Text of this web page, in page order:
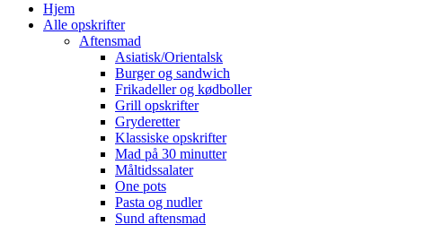
Hjem
Alle opskrifter
Aftensmad
Asiatisk/Orientalsk
Burger og sandwich
Frikadeller og kødboller
Grill opskrifter
Gryderetter
Klassiske opskrifter
Mad på 30 minutter
Måltidssalater
One pots
Pasta og nudler
Sund aftensmad